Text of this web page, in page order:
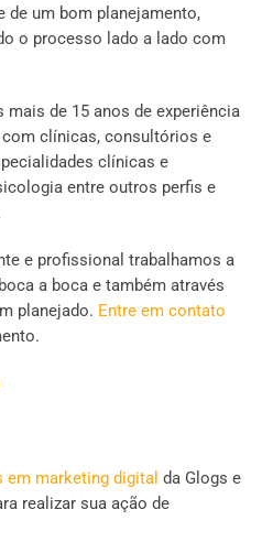
de um bom planejamento,
o processo lado a lado com
de 15 anos de experiência
clínicas, consultórios e
clínicas e
entre outros perfis e
e profissional trabalhamos a
a boca e também através
planejado. Entre em contato
em marketing digital da Glogs e
realizar sua ação de